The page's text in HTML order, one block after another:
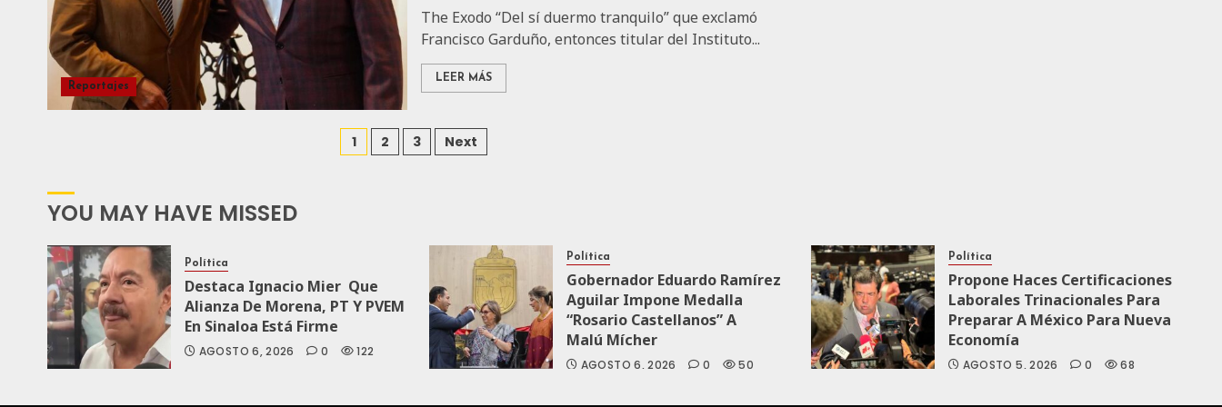
Reportajes
The Exodo “Del sí duermo tranquilo” que exclamó
Francisco Garduño, entonces titular del Instituto...
LEER MÁS
1 2 3 Next
YOU MAY HAVE MISSED
Política
Destaca Ignacio Mier Que
Alianza De Morena, PT Y PVEM
En Sinaloa Está Firme
AGOSTO 6, 2026 0 122
Política
Gobernador Eduardo Ramírez
Aguilar Impone Medalla
“Rosario Castellanos” A
Malú Mícher
AGOSTO 6, 2026 0 50
Política
Propone Haces Certificaciones
Laborales Trinacionales Para
Preparar A México Para Nueva
Economía
AGOSTO 5, 2026 0 68